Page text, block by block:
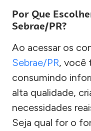
Por Que
Sebrae/PR?
Ao acessar os
Sebrae/PR, você
consumindo
alta qualidade,
necessidades
Seja qual for o